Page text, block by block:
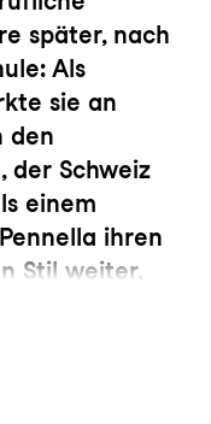
später, nach
Als
sie an
den
der Schweiz
einem
ihren
Stil weiter,
Keilman,